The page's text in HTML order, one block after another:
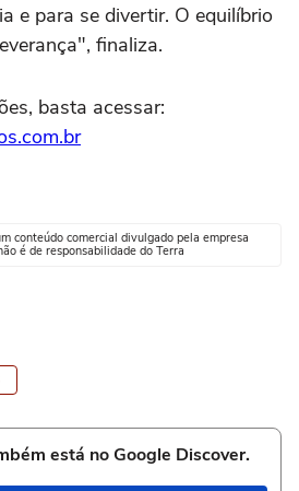
e para se divertir. O equilíbrio
finaliza.
basta acessar:
conteúdo comercial divulgado pela empresa
é de responsabilidade do Terra
está no Google Discover.